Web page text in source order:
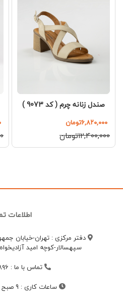
صندل زنانه چرم ( کد 9073 )
۶,۸۲۰,۰۰۰تومان
۱۲,۴۰۰,۰۰۰تومان
اطلاعات
دفتر مرکزی : تهران-خیابان
سپهسالار-کوچه امید
تماس با ما :
ساعات کاری : 9 صبح الی 6 بعد از ظهر